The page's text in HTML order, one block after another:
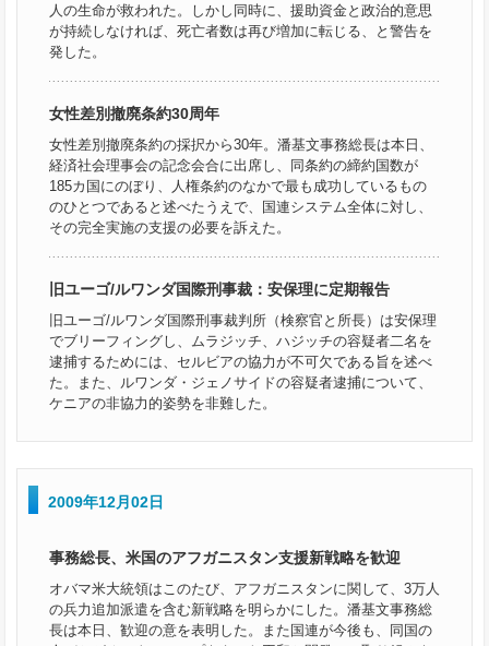
人の生命が救われた。しかし同時に、援助資金と政治的意思
が持続しなければ、死亡者数は再び増加に転じる、と警告を
発した。
女性差別撤廃条約30周年
女性差別撤廃条約の採択から30年。潘基文事務総長は本日、
経済社会理事会の記念会合に出席し、同条約の締約国数が
185カ国にのぼり、人権条約のなかで最も成功しているもの
のひとつであると述べたうえで、国連システム全体に対し、
その完全実施の支援の必要を訴えた。
旧ユーゴ/ルワンダ国際刑事裁：安保理に定期報告
旧ユーゴ/ルワンダ国際刑事裁判所（検察官と所長）は安保理
でブリーフィングし、ムラジッチ、ハジッチの容疑者二名を
逮捕するためには、セルビアの協力が不可欠である旨を述べ
た。また、ルワンダ・ジェノサイドの容疑者逮捕について、
ケニアの非協力的姿勢を非難した。
2009年12月02日
事務総長、米国のアフガニスタン支援新戦略を歓迎
オバマ米大統領はこのたび、アフガニスタンに関して、3万人
の兵力追加派遣を含む新戦略を明らかにした。潘基文事務総
長は本日、歓迎の意を表明した。また国連が今後も、同国の